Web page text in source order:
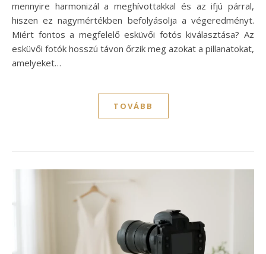
mennyire harmonizál a meghívottakkal és az ifjú párral,
hiszen ez nagymértékben befolyásolja a végeredményt.
Miért fontos a megfelelő esküvői fotós kiválasztása? Az
esküvői fotók hosszú távon őrzik meg azokat a pillanatokat,
amelyeket…
TOVÁBB